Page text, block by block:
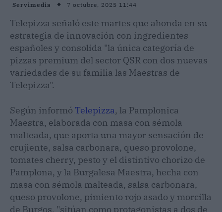
Servimedia 7 octubre, 2025 11:44
Telepizza señaló este martes que ahonda en su
estrategia de innovación con ingredientes
españoles y consolida "la única categoría de
pizzas premium del sector QSR con dos nuevas
variedades de su familia las Maestras de
Telepizza".
Según informó Telepizza, la Pamplonica
Maestra, elaborada con masa con sémola
malteada, que aporta una mayor sensación de
crujiente, salsa carbonara, queso provolone,
tomates cherry, pesto y el distintivo chorizo de
Pamplona, y la Burgalesa Maestra, hecha con
masa con sémola malteada, salsa carbonara,
queso provolone, pimiento rojo asado y morcilla
de Burgos, "sitúan como protagonistas a dos de